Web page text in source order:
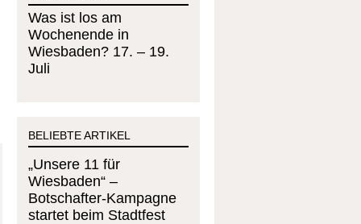
Was ist los am
Wochenende in
Wiesbaden? 17. – 19.
Juli
BELIEBTE ARTIKEL
„Unsere 11 für
Wiesbaden“ –
Botschafter-Kampagne
startet beim Stadtfest